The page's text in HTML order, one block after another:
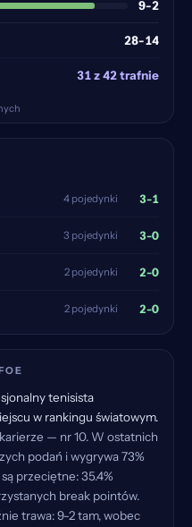
9-2
28-14
31 z 42 trafnie
4 pojedynki 3-1
3 pojedynki 3-0
2 pojedynki 2-0
2 pojedynki 2-0
tenisista
w rankingu światowym.
— nr 10. W ostatnich
podań i wygrywa 73%
przeciętne: 35.4%
break pointów.
trawa: 9-2 tam, wobec